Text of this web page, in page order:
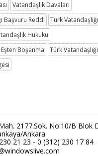
Vatandaşlık Davaları
Başvuru Reddi
Türk
Hukuku
Boşanma
Türk
2177.Sok. No:10/B Blok
Ankara
21 23 - 0 (312) 230 17 84